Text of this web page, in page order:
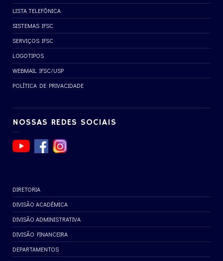
LISTA TELEFÔNICA
SISTEMAS IFSC
SERVIÇOS IFSC
LOGOTIPOS
WEBMAIL IFSC/USP
POLÍTICA DE PRIVACIDADE
NOSSAS REDES SOCIAIS
DIRETORIA
DIVISÃO ACADÊMICA
DIVISÃO ADMINISTRATIVA
DIVISÃO FINANCEIRA
DEPARTAMENTOS